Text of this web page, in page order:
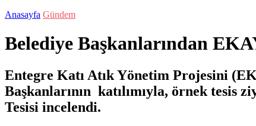
Anasayfa Gündem
Belediye Başkanlarından
Entegre Katı Atık Yönetim Projesini
Başkanlarının katılımıyla, örnek tesis
Tesisi incelendi.